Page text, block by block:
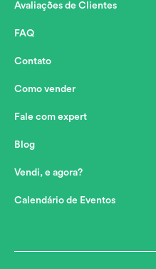
Avaliações de Clientes
FAQ
Contato
Como vender
Fale com expert
Blog
Vendi, e agora?
Calendário de Eventos